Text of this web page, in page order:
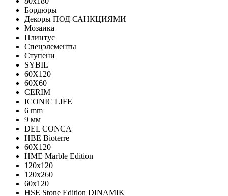
Бордюры
Декоры ПОД САНКЦИЯМИ
Мозаика
Плинтус
Спецэлементы
Ступени
SYBIL
60X120
60X60
CERIM
ICONIC LIFE
6 mm
9 мм
DEL CONCA
HBE Bioterre
60Х120
HME Marble Edition
120x120
120x260
60x120
HSE Stone Edition DINAMIK